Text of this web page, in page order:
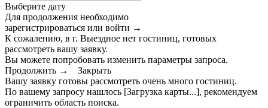
Выберите дату
Для продолжения необходимо
зарегистрироваться или войти →
К сожалению, в г. Выездное нет гостиниц, готовых
рассмотреть вашу заявку.
Вы можете попробовать изменить параметры запроса.
Продолжить →
Закрыть
Вашу заявку готовы рассмотреть очень много гостиниц.
По вашему запросу нашлось [Загрузка карты...], рекомендуем
ограничить область поиска.